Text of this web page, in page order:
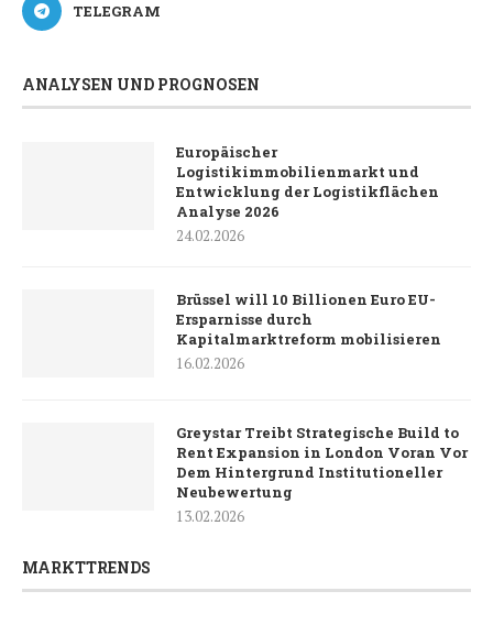
TELEGRAM
ANALYSEN UND PROGNOSEN
Europäischer
Logistikimmobilienmarkt und
Entwicklung der Logistikflächen
Analyse 2026
24.02.2026
Brüssel will 10 Billionen Euro EU-
Ersparnisse durch
Kapitalmarktreform mobilisieren
16.02.2026
Greystar Treibt Strategische Build to
Rent Expansion in London Voran Vor
Dem Hintergrund Institutioneller
Neubewertung
13.02.2026
MARKTTRENDS